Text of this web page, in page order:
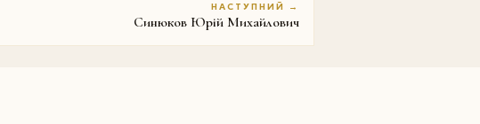
НАСТУПНИЙ →
Синюков Юрій Михайлович